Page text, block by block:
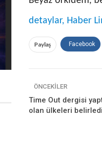
detaylar, Haber
Paylaş Facebook
ÖNCEKILER
Time Out dergisi
olan ülkeleri